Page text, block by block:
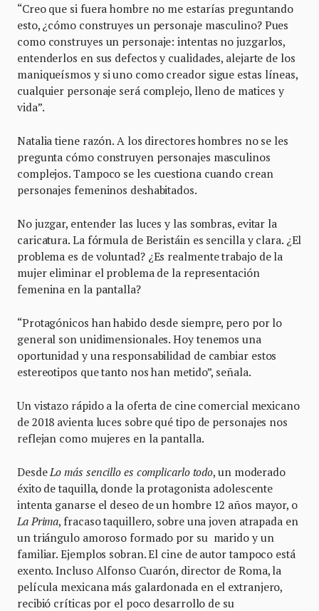
“Creo que si fuera hombre no me estarías preguntando
esto, ¿cómo construyes un personaje masculino? Pues
como construyes un personaje: intentas no juzgarlos,
entenderlos en sus defectos y cualidades, alejarte de los
maniqueísmos y si uno como creador sigue estas líneas,
cualquier personaje será complejo, lleno de matices y
vida”.
Natalia tiene razón. A los directores hombres no se les
pregunta cómo construyen personajes masculinos
complejos. Tampoco se les cuestiona cuando crean
personajes femeninos deshabitados.
No juzgar, entender las luces y las sombras, evitar la
caricatura. La fórmula de Beristáin es sencilla y clara. ¿El
problema es de voluntad? ¿Es realmente trabajo de la
mujer eliminar el problema de la representación
femenina en la pantalla?
“Protagónicos han habido desde siempre, pero por lo
general son unidimensionales. Hoy tenemos una
oportunidad y una responsabilidad de cambiar estos
estereotipos que tanto nos han metido”, señala.
Un vistazo rápido a la oferta de cine comercial mexicano
de 2018 avienta luces sobre qué tipo de personajes nos
reflejan como mujeres en la pantalla.
Desde Lo más sencillo es complicarlo todo, un moderado
éxito de taquilla, donde la protagonista adolescente
intenta ganarse el deseo de un hombre 12 años mayor, o
La Prima, fracaso taquillero, sobre una joven atrapada en
un triángulo amoroso formado por su marido y un
familiar. Ejemplos sobran. El cine de autor tampoco está
exento. Incluso Alfonso Cuarón, director de Roma, la
película mexicana más galardonada en el extranjero,
recibió críticas por el poco desarrollo de su